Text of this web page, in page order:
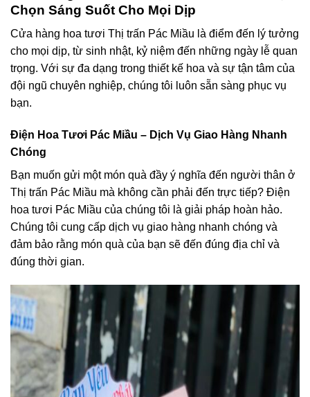
Chọn Sáng Suốt Cho Mọi Dịp
Cửa hàng hoa tươi Thị trấn Pác Miầu là điểm đến lý tưởng
cho mọi dịp, từ sinh nhật, kỷ niệm đến những ngày lễ quan
trọng. Với sự đa dạng trong thiết kế hoa và sự tận tâm của
đội ngũ chuyên nghiệp, chúng tôi luôn sẵn sàng phục vụ
bạn.
Điện Hoa Tươi Pác Miầu – Dịch Vụ Giao Hàng Nhanh
Chóng
Bạn muốn gửi một món quà đầy ý nghĩa đến người thân ở
Thị trấn Pác Miầu mà không cần phải đến trực tiếp? Điện
hoa tươi Pác Miầu của chúng tôi là giải pháp hoàn hảo.
Chúng tôi cung cấp dịch vụ giao hàng nhanh chóng và
đảm bảo rằng món quà của bạn sẽ đến đúng địa chỉ và
đúng thời gian.